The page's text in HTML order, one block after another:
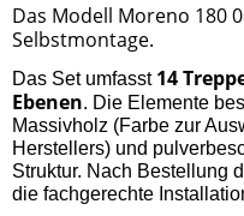
Das Modell Moreno 180
Selbstmontage.
Das Set umfasst 14
Ebenen. Die Elemente
Massivholz (Farbe zur
Herstellers) und
Struktur. Nach Bestellung
die fachgerechte